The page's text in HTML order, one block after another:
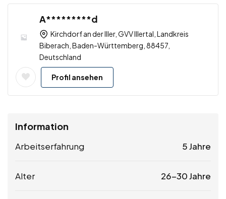
A*********d
Kirchdorf an der Iller, GVV Illertal, Landkreis
Biberach, Baden-Württemberg, 88457,
Deutschland
Profil ansehen
Information
Arbeitserfahrung 5 Jahre
Alter 26-30 Jahre